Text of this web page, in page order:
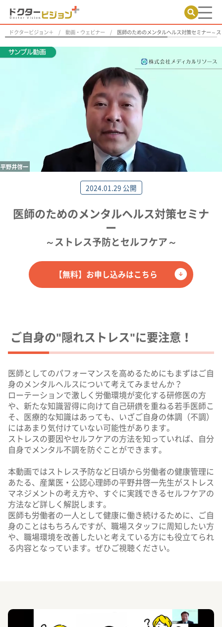
ドクタービジョン＋ 動画・ウェビナー 医師のためのメンタルヘルス対策セミナー～
2024.01.29 公開
医師のためのメンタルヘルス対策セミナ
ー
～ストレス予防とセルフケア～
【無料】お申し込みはこちら
ご自身の"隠れストレス"に要注意！
医師としてのパフォーマンスを高めるためにもまずはご自
身のメンタルヘルスについて考えてみませんか？
ローテーションで激しく労働環境が変化する研修医の方
や、新たな知識習得に向けて自己研鑽を重ねる若手医師こ
そ、医療的な知識はあっても、いざご自身の体調（不調）
にはあまり気付けていない可能性があります。
ストレスの要因やセルフケアの方法を知っていれば、自分
自身でメンタル不調を防ぐことができます。
本動画ではストレス予防など日頃から労働者の健康管理に
あたる、産業医・公認心理師の平野井啓一先生がストレス
マネジメントの考え方や、すぐに実践できるセルフケアの
方法など詳しく解説します。
医師も労働者の一人として健康に働き続けるために、ご自
身のことはもちろんですが、職場スタッフに周知したい方
や、職場環境を改善したいと考えている方にも役立てられ
る内容となっています。ぜひご視聴ください。